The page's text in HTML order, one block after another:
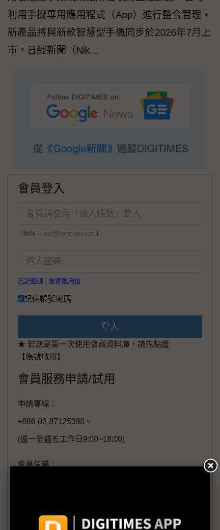
利用手機專用應用程式（App）進行整合管理。
新產品將與新款智慧型手機同步於2026年7月上
市。日經新聞（Nik...
會員登入
【範例：user@company.com】
忘記密碼 重寄啟用信
記住帳號密碼
登入
★ 若您是第一次使用會員資料庫，請先點選
【帳號啟用】
會員服務申請/試用
申請專線：
+886-02-87125398。
(週一至週五工作日9:00~18:00)
會員信箱：
訂閱DIGITIMES 行動版